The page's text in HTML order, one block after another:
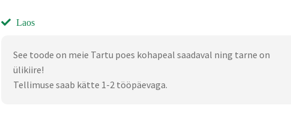
Laos
See toode on meie Tartu poes kohapeal saadaval ning tarne on
ülikiire!
Tellimuse saab kätte 1-2 tööpäevaga.